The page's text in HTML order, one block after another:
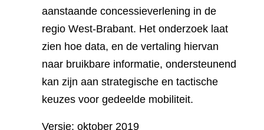
aanstaande concessieverlening in de
regio West-Brabant. Het onderzoek laat
zien hoe data, en de vertaling hiervan
naar bruikbare informatie, ondersteunend
kan zijn aan strategische en tactische
keuzes voor gedeelde mobiliteit.
Versie: oktober 2019